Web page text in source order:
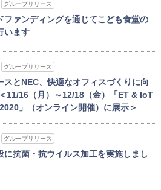
グループリリース
ファンディングを通じてこども食堂の
います
グループリリース
スとNEC、快適なオフィスづくりに向
11/16（月）～12/18（金）「ET & IoT
」（オンライン開催）に展示＞
グループリリース
に抗菌・抗ウイルス加工を実施しまし